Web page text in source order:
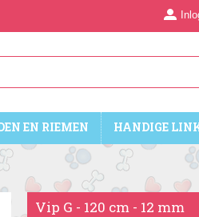
EN RIEMEN HANDIGE
Vip G - 120 cm - 12 mm